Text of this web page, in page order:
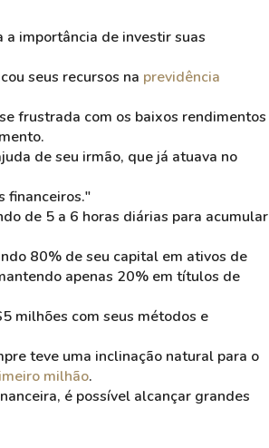
importância de investir suas
seus recursos na previdência
frustrada com os baixos rendimentos
de seu irmão, que já atuava no
financeiros."
de 5 a 6 horas diárias para acumular
80% de seu capital em ativos de
apenas 20% em títulos de
milhões com seus métodos e
teve uma inclinação natural para o
milhão.
é possível alcançar grandes